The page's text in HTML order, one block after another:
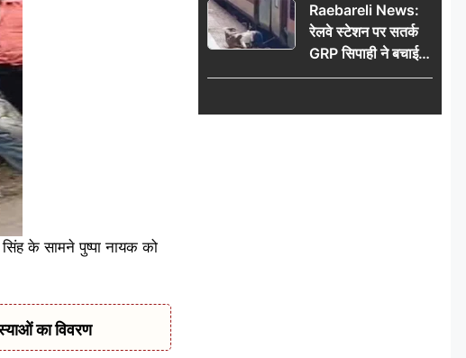
के सामने पुष्पा नायक को
का विवरण
Raebareli News:
रेलवे स्टेशन पर सतर्क
GRP सिपाही ने बचाई
महिला की जान, चलती
हादसा टला; घटना